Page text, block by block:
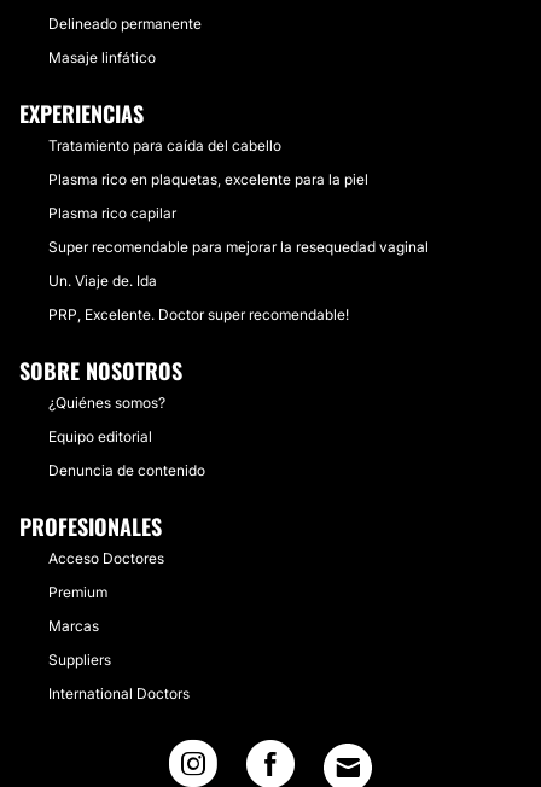
Delineado permanente
Masaje linfático
EXPERIENCIAS
Tratamiento para caída del cabello
Plasma rico en plaquetas, excelente para la piel
Plasma rico capilar
Super recomendable para mejorar la resequedad vaginal
Un. Viaje de. Ida
PRP, Excelente. Doctor super recomendable!
SOBRE NOSOTROS
¿Quiénes somos?
Equipo editorial
Denuncia de contenido
PROFESIONALES
Acceso Doctores
Premium
Marcas
Suppliers
International Doctors